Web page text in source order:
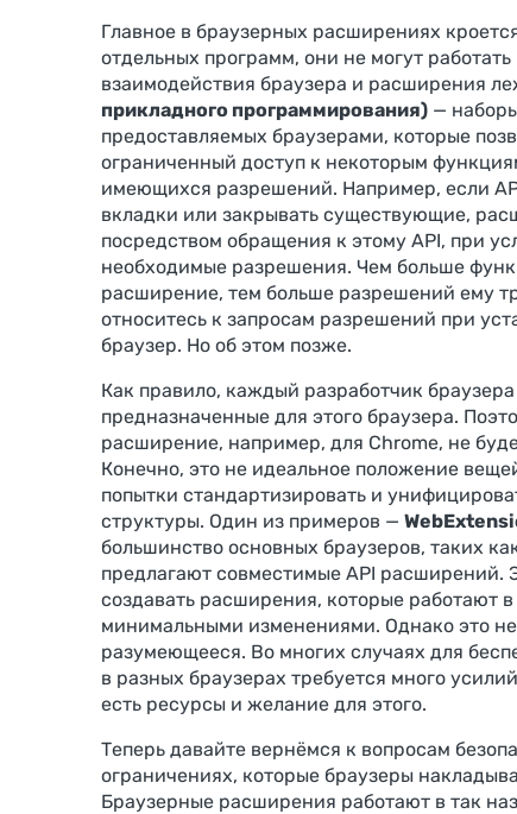
Главное в браузерных расширениях
отдельных программ, они не могут
взаимодействия браузера и расширения
прикладного программирования) —
предоставляемых браузерами, которые
ограниченный доступ к некоторым
имеющихся разрешений. Например, если
вкладки или закрывать существующие,
посредством обращения к этому API, при
необходимые разрешения. Чем больше
расширение, тем больше разрешений ему
относитесь к запросам разрешений при
браузер. Но об этом позже.
Как правило, каждый разработчик
предназначенные для этого браузера.
расширение, например, для Chrome, не
Конечно, это не идеальное положение
попытки стандартизировать и
структуры. Один из примеров —
большинство основных браузеров, таких
предлагают совместимые API расширений.
создавать расширения, которые работают
минимальными изменениями. Однако это
разумеющееся. Во многих случаях для
в разных браузерах требуется много
есть ресурсы и желание для этого.
Теперь давайте вернёмся к вопросам
ограничениях, которые браузеры
Браузерные расширения работают в так